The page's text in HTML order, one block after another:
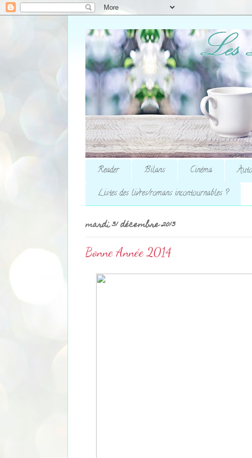
Reader Bilans Cinéma
Listes des livres/romans incontournables ?
mardi 31 décembre 2013
Bonne Année 2014